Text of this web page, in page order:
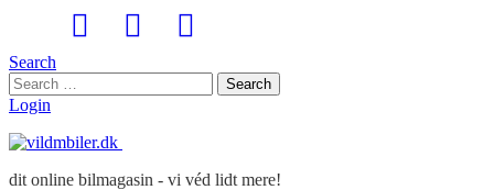
Search
Search
for:
Search
Login
dit online bilmagasin - vi véd lidt mere!